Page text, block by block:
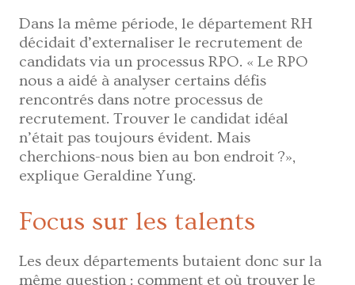
Dans la même période, le département RH
décidait d’externaliser le recrutement de
candidats via un processus RPO. « Le RPO
nous a aidé à analyser certains défis
rencontrés dans notre processus de
recrutement. Trouver le candidat idéal
n’était pas toujours évident. Mais
cherchions-nous bien au bon endroit ?»,
explique Geraldine Yung.
Focus sur les talents
Les deux départements butaient donc sur la
même question : comment et où trouver le